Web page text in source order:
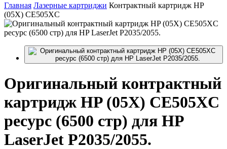
Главная Лазерные картриджи Контрактный картридж HP
(05X) CE505XC
Оригинальный контрактный
картридж HP (05X) CE505XC
ресурс (6500 стр) для HP
LaserJet P2035/2055.